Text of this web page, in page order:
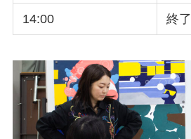
14:00 終了